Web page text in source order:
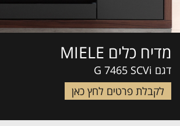
מדיח כלים MIELE
דגם G 7465 SCVi
לקבלת פרטים לחץ כאן